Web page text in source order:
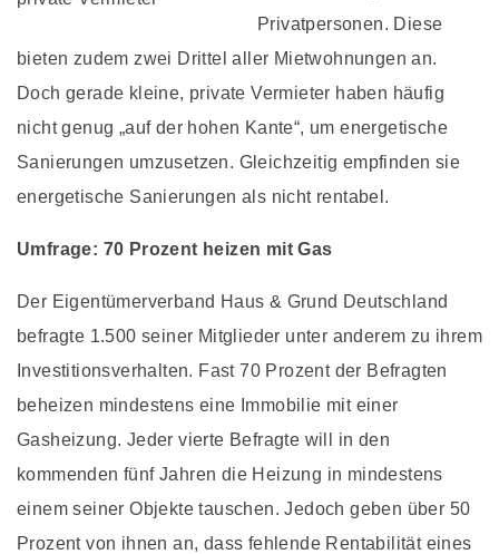
Privatpersonen. Diese
bieten zudem zwei Drittel aller Mietwohnungen an.
Doch gerade kleine, private Vermieter haben häufig
nicht genug „auf der hohen Kante“, um energetische
Sanierungen umzusetzen. Gleichzeitig empfinden sie
energetische Sanierungen als nicht rentabel.
Umfrage: 70 Prozent heizen mit Gas
Der Eigentümerverband Haus & Grund Deutschland
befragte 1.500 seiner Mitglieder unter anderem zu ihrem
Investitionsverhalten. Fast 70 Prozent der Befragten
beheizen mindestens eine Immobilie mit einer
Gasheizung. Jeder vierte Befragte will in den
kommenden fünf Jahren die Heizung in mindestens
einem seiner Objekte tauschen. Jedoch geben über 50
Prozent von ihnen an, dass fehlende Rentabilität eines